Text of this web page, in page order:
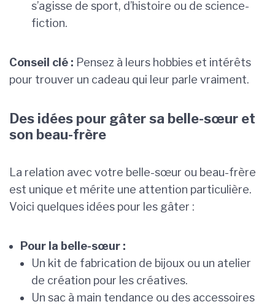
s’agisse de sport, d’histoire ou de science-
fiction.
Conseil clé : Pensez à leurs hobbies et intérêts
pour trouver un cadeau qui leur parle vraiment.
Des idées pour gâter sa belle-sœur et
son beau-frère
La relation avec votre belle-sœur ou beau-frère
est unique et mérite une attention particulière.
Voici quelques idées pour les gâter :
Pour la belle-sœur :
Un kit de fabrication de bijoux ou un atelier
de création pour les créatives.
Un sac à main tendance ou des accessoires